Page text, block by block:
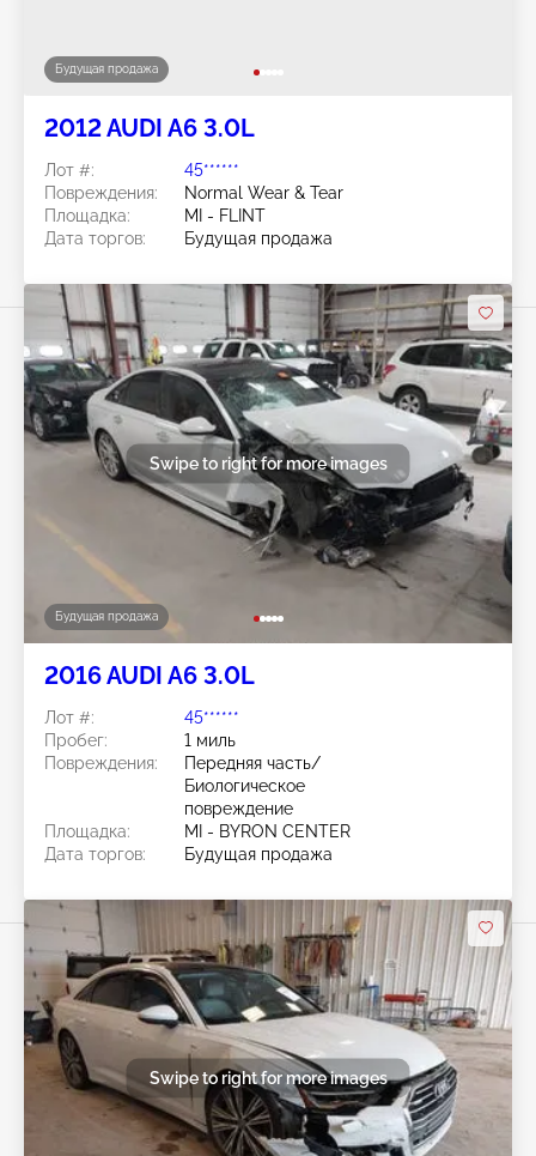
Будущая продажа
2012 AUDI A6 3.0L
Лот #:
45******
Повреждения:
Normal Wear & Tear
Площадка:
MI - FLINT
Дата торгов:
Будущая продажа
Будущая продажа
Swipe to right for more images
2016 AUDI A6 3.0L
Лот #:
45******
Пробег:
1 миль
Повреждения:
Передняя часть/
Биологическое
повреждение
Площадка:
MI - BYRON CENTER
Дата торгов:
Будущая продажа
Swipe to right for more images